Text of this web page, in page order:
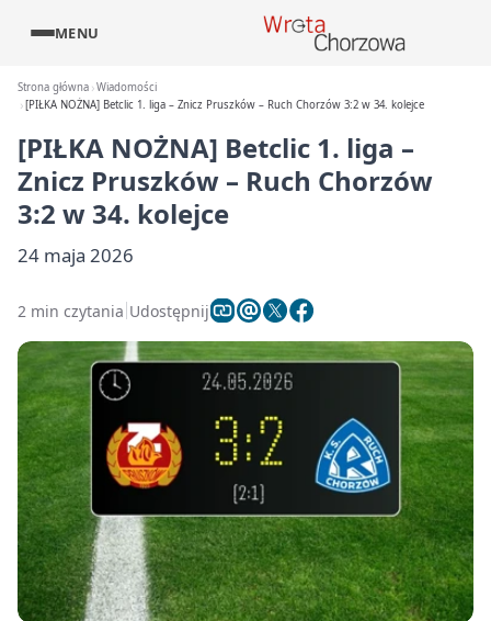
MENU
Strona główna Wiadomości
[PIŁKA NOŻNA] Betclic 1. liga – Znicz Pruszków – Ruch Chorzów 3:2 w 34. kolejce
[PIŁKA NOŻNA] Betclic 1. liga –
Znicz Pruszków – Ruch Chorzów
3:2 w 34. kolejce
24 maja 2026
2 min czytania Udostępnij